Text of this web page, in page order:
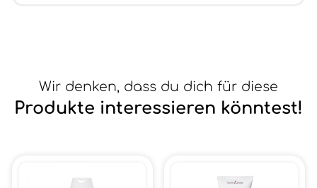
Wir denken, dass du dich für diese
Produkte interessieren könntest!